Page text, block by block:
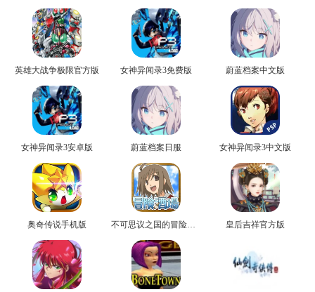
英雄大战争极限官方版 女神异闻录3免费版 蔚蓝档案中文版
女神异闻录3安卓版 蔚蓝档案日服 女神异闻录3中文版
奥奇传说手机版 不可思议之国的冒险官方版 皇后吉祥官方版